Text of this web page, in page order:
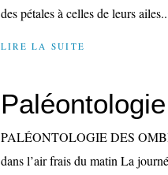
des pétales à celles de leurs
LIRE LA SUITE
PALÉONTOLOGIE DES
dans l’air frais du matin La